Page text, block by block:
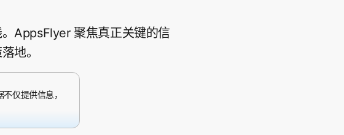
AppsFlyer 聚焦真正关键的信
地。
仅提供信息，